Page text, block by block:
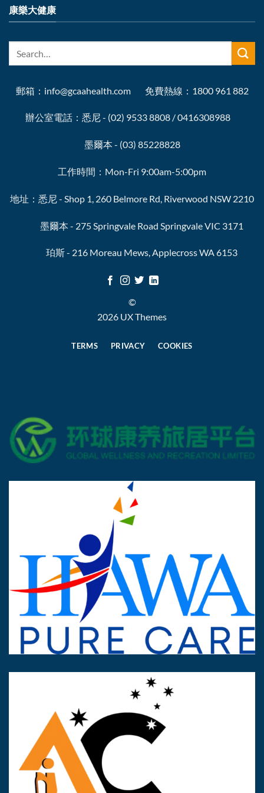
康樂大健康
郵箱：info@gcaahealth.com 免費熱線：1800 961 882
辦公室電話：悉尼 - (02) 9533 8808 / 0416308988
墨爾本 - (03) 85228828
工作時間：Mon-Fri 9:00am-5:00pm
地址：悉尼 - Shop 1, 260 Belmore Rd, Riverwood NSW 2210
墨爾本 - 275 Springvale Road Springvale VIC 3171
珀斯 - 216 Moreau Mews, Applecross WA 6153
©
2026 UX Themes
TERMS PRIVACY COOKIES